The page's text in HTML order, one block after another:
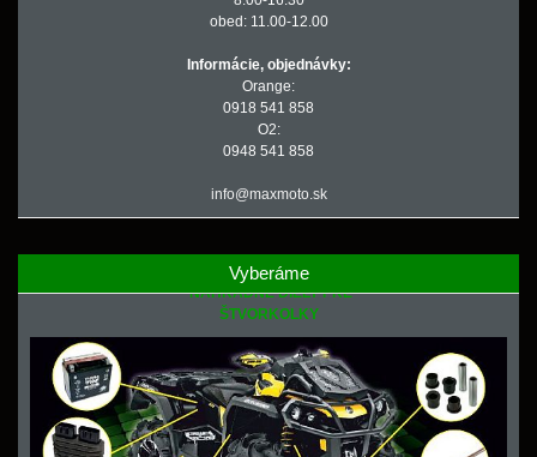
obed: 11.00-12.00
Informácie, objednávky:
Orange:
0918 541 858
O2:
0948 541 858
info@maxmoto.sk
Vyberáme
NÁHRADNÉ DIELY PRE
ŠTVORKOLKY